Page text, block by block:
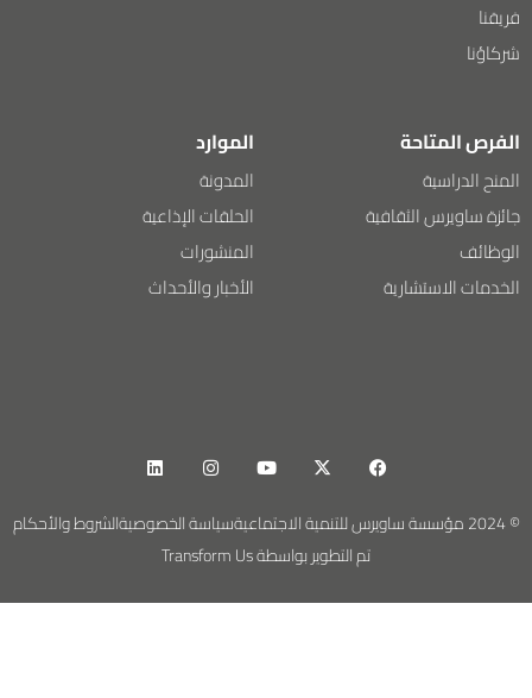
فريقنا
شركاؤنا
الفرص المتاحة
المنح الدراسية
جائزة ساويرس الثقافية
الوظائف
الخدمات الاستشارية
الموارد
المدونة
الحلقات الإذاعية
المنشورات
الأخبار والأحداث
© 2024 مؤسسة ساويرس للتنمية الاجتماعية سياسة الخصوصيةالشروط والأحكام
تم التطوير بواسطة Transform Us